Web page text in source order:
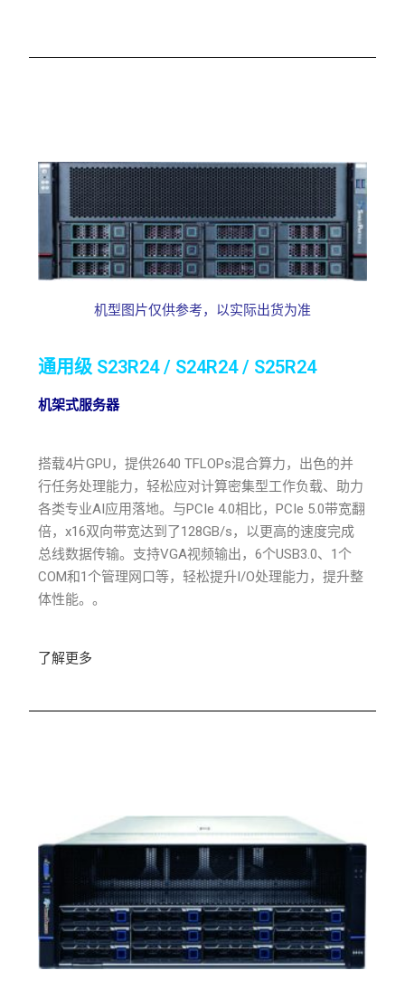
机型图片仅供参考，以实际出货为准
通用级 S23R24 / S24R24 / S25R24
机架式服务器
搭载4片GPU，提供2640 TFLOPs混合算力，出色的并
行任务处理能力，轻松应对计算密集型工作负载、助力
各类专业AI应用落地。与PCIe 4.0相比，PCIe 5.0带宽翻
倍，x16双向带宽达到了128GB/s，以更高的速度完成
总线数据传输。支持VGA视频输出，6个USB3.0、1个
COM和1个管理网口等，轻松提升I/O处理能力，提升整
体性能。。
了解更多